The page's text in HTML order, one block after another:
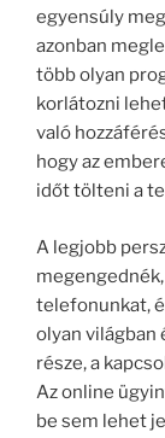
egyensúly
azonban
több olyan
korlátozni
való
hogy az
időt tölteni a
A legjobb
telefonunkat,
olyan világban
része, a
Az online
be sem lehet